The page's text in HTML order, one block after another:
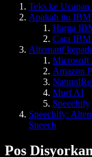
Teks ke
Apakah itu IBM
Harga
Cara IBM
Alternatif
Microsoft
Amazon
Murf AI
Speechify
Speechify:
Speech
Pos Disyorkan